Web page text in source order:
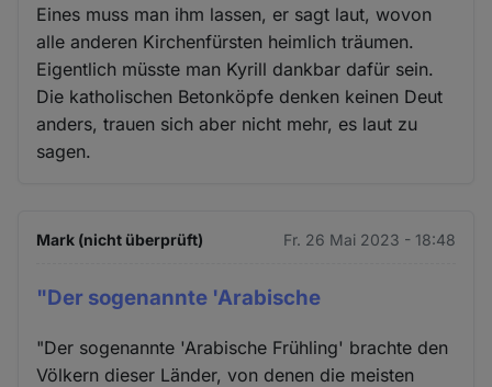
Eines muss man ihm lassen, er sagt laut, wovon
alle anderen Kirchenfürsten heimlich träumen.
Eigentlich müsste man Kyrill dankbar dafür sein.
Die katholischen Betonköpfe denken keinen Deut
anders, trauen sich aber nicht mehr, es laut zu
sagen.
Mark (nicht überprüft) Fr. 26 Mai 2023 - 18:48
"Der sogenannte 'Arabische
"Der sogenannte 'Arabische Frühling' brachte den
Völkern dieser Länder, von denen die meisten